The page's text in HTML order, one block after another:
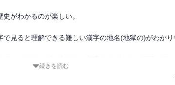
がわかるのが楽しい。
見ると理解できる難しい漢字の地名(地獄の)がわかり
うと思います続きを読む